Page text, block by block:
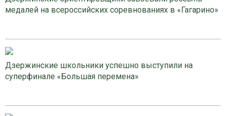
медалей на всероссийских соревнованиях в «Гагарино»
Дзержинские школьники успешно выступили на
суперфинале «Большая перемена»